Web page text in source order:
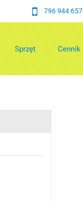
796 944 657
Sprzęt Cennik